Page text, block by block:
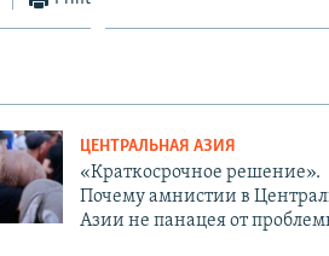
ЦЕНТРАЛЬНАЯ АЗИЯ
«Краткосрочное решение».
Почему амнистии в
Азии не панацея от